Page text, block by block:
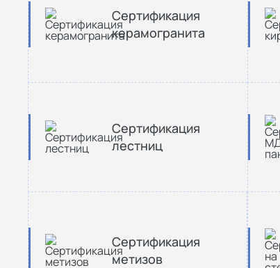
Сертификация
керамогранита
Сертификация
лестниц
Сертификация
метизов